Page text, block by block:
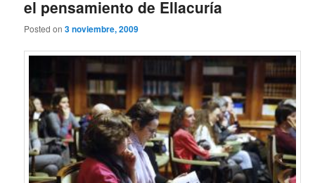
el pensamiento de Ellacuría
Posted on3 noviembre, 2009